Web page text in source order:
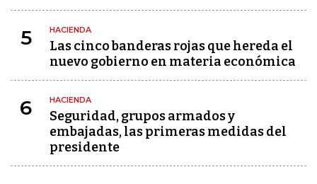
5 HACIENDA
Las cinco banderas rojas que hereda el
nuevo gobierno en materia económica
6 HACIENDA
Seguridad, grupos armados y
embajadas, las primeras medidas del
presidente